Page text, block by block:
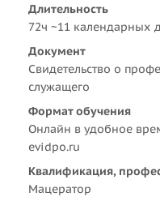
Длительность
72ч ~11 календарных
Документ
Свидетельство о
служащего
Формат обучения
Онлайн в удобное
evidpo.ru
Квалификация,
Мацератор